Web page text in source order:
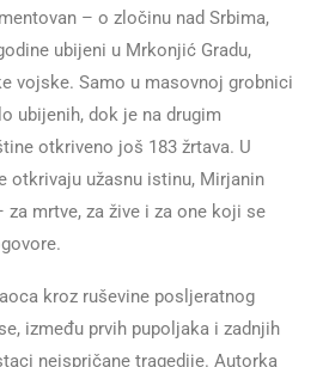
– o zločinu nad Srbima,
ubijeni u Mrkonjić Gradu,
vojske. Samo u masovnoj grobnici
ubijenih, dok je na drugim
otkriveno još 183 žrtava. U
otkrivaju užasnu istinu, Mirjanin
mrtve, za žive i za one koji se
kroz ruševine posljeratnog
između prvih pupoljaka i zadnjih
neispričane tragedije. Autorka